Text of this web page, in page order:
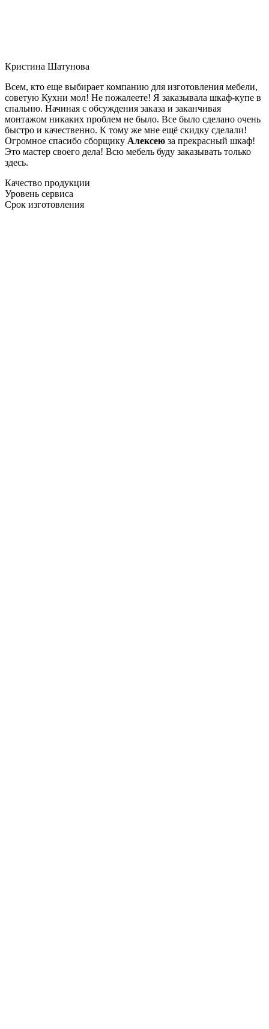
Кристина Шатунова
Всем, кто еще выбирает компанию для изготовления мебели,
советую Кухни мол! Не пожалеете! Я заказывала шкаф-купе в
спальню. Начиная с обсуждения заказа и заканчивая
монтажом никаких проблем не было. Все было сделано очень
быстро и качественно. К тому же мне ещё скидку сделали!
Огромное спасибо сборщику Алексею за прекрасный шкаф!
Это мастер своего дела! Всю мебель буду заказывать только
здесь.
Качество продукции
Уровень сервиса
Срок изготовления